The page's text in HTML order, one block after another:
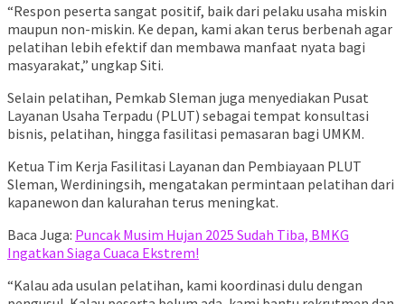
“Respon peserta sangat positif, baik dari pelaku usaha miskin
maupun non-miskin. Ke depan, kami akan terus berbenah agar
pelatihan lebih efektif dan membawa manfaat nyata bagi
masyarakat,” ungkap Siti.
Selain pelatihan, Pemkab Sleman juga menyediakan Pusat
Layanan Usaha Terpadu (PLUT) sebagai tempat konsultasi
bisnis, pelatihan, hingga fasilitasi pemasaran bagi UMKM.
Ketua Tim Kerja Fasilitasi Layanan dan Pembiayaan PLUT
Sleman, Werdiningsih, mengatakan permintaan pelatihan dari
kapanewon dan kalurahan terus meningkat.
Baca Juga: Puncak Musim Hujan 2025 Sudah Tiba, BMKG
Ingatkan Siaga Cuaca Ekstrem!
“Kalau ada usulan pelatihan, kami koordinasi dulu dengan